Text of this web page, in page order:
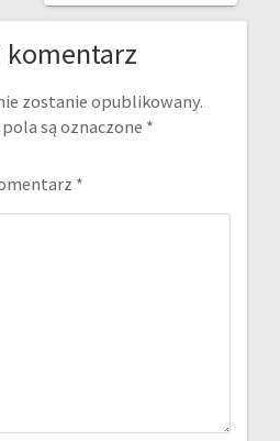
komentarz
zostanie opublikowany.
są oznaczone *
*